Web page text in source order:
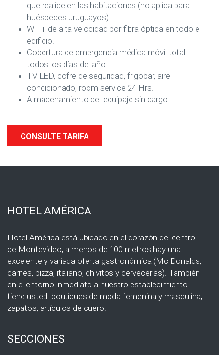
que realice en las habitaciones (no aplica para
huéspedes uruguayos).
Wi Fi de alta velocidad por fibra óptica en todo el
edificio.
Cobertura de emergencia médica móvil total
todos los días del año.
TV LED, cofre de seguridad, frigobar, aire
condicionado, room service 24 Hrs.
Almacenamiento de equipaje sin cargo.
CONSULTE TARIFA
HOTEL AMÉRICA
Hotel América está ubicado en el corazón del centro
de Montevideo, a menos de 100 metros hay una
excelente y variada oferta gastronómica (Mc Donalds,
carnes, pizza, italiano, chivitos y cervecerías). También
en el entorno inmediato a nuestro establecimiento
tiene usted boutiques de moda femenina y masculina,
zapatos, artículos de cuero.
SECCIONES